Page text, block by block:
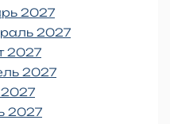
2027
2027
2027
2027
2027